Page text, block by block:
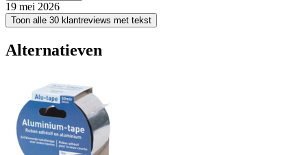
19 mei 2026
Toon alle 30 klantreviews met tekst
Alternatieven